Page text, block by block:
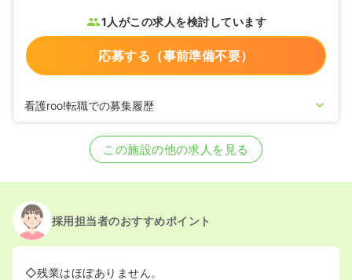
1人がこの求人を検討しています
応募する（事前準備不要）
看護roo!転職での募集履歴
この施設の他の求人を見る
採用担当者のおすすめポイント
◇残業はほぼありません。